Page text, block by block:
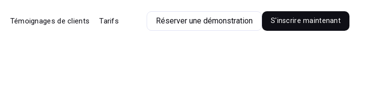
Témoignages de clients Tarifs Réserver une démonstration S'inscrire maintenant